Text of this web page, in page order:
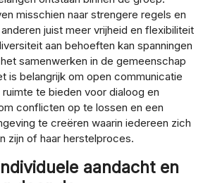
misschien naar strengere regels en
juist meer vrijheid en flexibiliteit
aan behoeften kan spanningen
samenwerken in de gemeenschap
is belangrijk om open communicatie
te bieden voor dialoog en
conflicten op te lossen en een
te creëren waarin iedereen zich
zijn of haar herstelproces.
aandacht en